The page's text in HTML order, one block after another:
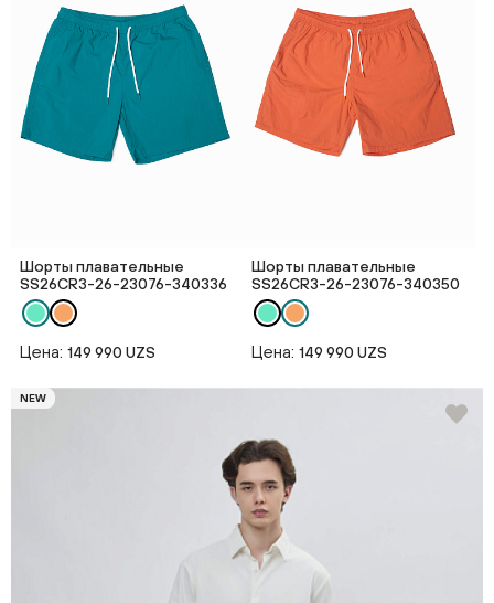
Шорты плавательные
SS26CR3-26-23076-340336
Цена: 149 990 UZS
Шорты плавательные
SS26CR3-26-23076-340350
Цена: 149 990 UZS
NEW